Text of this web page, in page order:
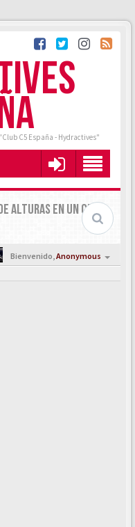
C5 España - Hydractives"
ALTURAS EN UN C5X7
Bienvenido,Anonymous